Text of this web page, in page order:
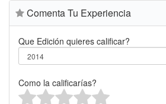
Comenta Tu Experiencia
Que Edición quieres calificar?
Como la calificarías?